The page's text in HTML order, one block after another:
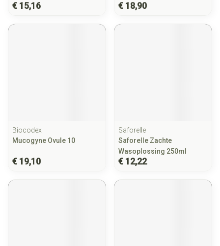
€ 15,16 € 18,90
Biocodex
Mucogyne Ovule 10
€ 19,10
Saforelle
Saforelle Zachte
Wasoplossing 250ml
€ 12,22